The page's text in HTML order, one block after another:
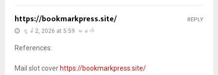
https://bookmarkpress.site/
ဇွန် 2, 2026 at 5:59 မနက်
References:
Mail slot cover https://bookmarkpress.site/
REPLY